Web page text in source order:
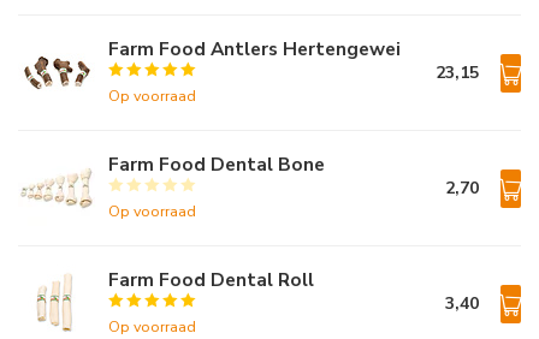
Farm Food Antlers Hertengewei
Op voorraad
23,15
Farm Food Dental Bone
Op voorraad
2,70
Farm Food Dental Roll
Op voorraad
3,40